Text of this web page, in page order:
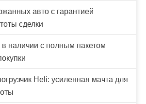
авто с гарантией
сделки
наличии с полным пакетом
Heli: усиленная мачта для